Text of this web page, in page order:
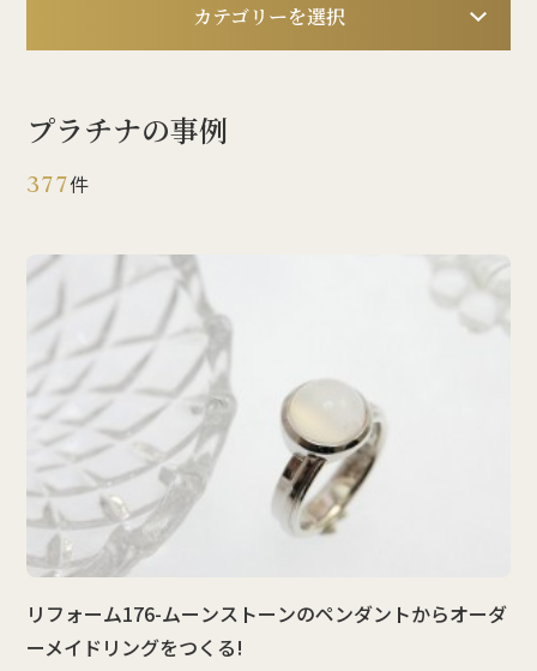
カテゴリーを選択
プラチナの事例
377件
リフォーム176-ムーンストーンのペンダントからオーダ
ーメイドリングをつくる!